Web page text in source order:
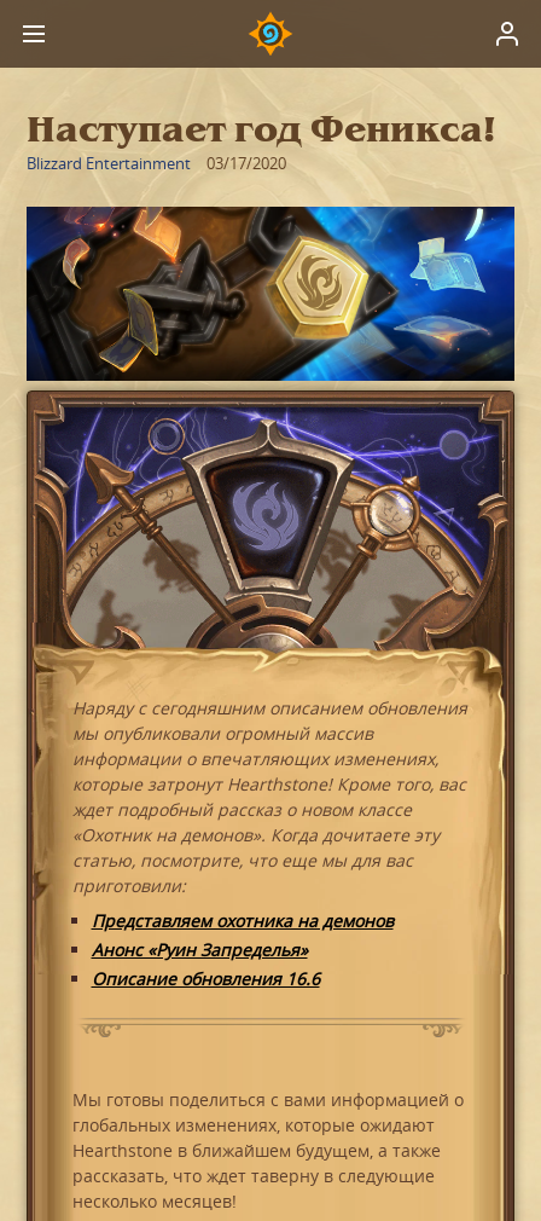
Наступает год Феникса!
Blizzard Entertainment 03/17/2020
Наряду с сегодняшним описанием обновления
мы опубликовали огромный массив
информации о впечатляющих изменениях,
которые затронут Hearthstone! Кроме того, вас
ждет подробный рассказ о новом классе
«Охотник на демонов». Когда дочитаете эту
статью, посмотрите, что еще мы для вас
приготовили:
Представляем охотника на демонов
Анонс «Руин Запределья»
Описание обновления 16.6
Мы готовы поделиться с вами информацией о
глобальных изменениях, которые ожидают
Hearthstone в ближайшем будущем, а также
рассказать, что ждет таверну в следующие
несколько месяцев!